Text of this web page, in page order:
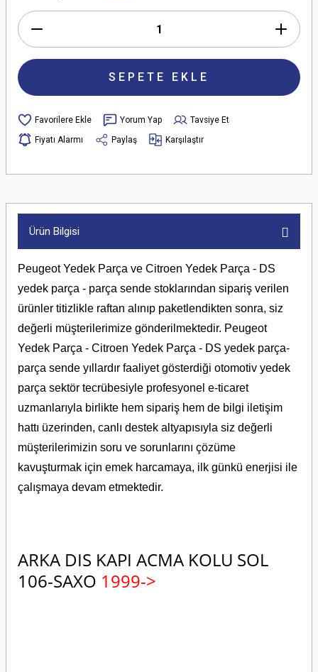
SEPETE EKLE
Yorum Yap
Tavsiye Et
Fiyatı Alarmı
Paylaş Karşılaştır
Ürün Bilgisi
Peugeot Yedek Parça ve Citroen Yedek Parça - DS
yedek parça - parça sende stoklarından sipariş verilen
ürünler titizlikle raftan alınıp paketlendikten sonra, siz
değerli müşterilerimize gönderilmektedir. Peugeot
Yedek Parça - Citroen Yedek Parça - DS yedek parça-
parça sende yıllardır faaliyet gösterdiği otomotiv yedek
parça sektör tecrübesiyle profesyonel e-ticaret
uzmanlarıyla birlikte hem sipariş hem de bilgi iletişim
hattı üzerinden, canlı destek altyapısıyla siz değerli
müşterilerimizin soru ve sorunlarını çözüme
kavuşturmak için emek harcamaya, ilk günkü enerjisi ile
çalışmaya devam etmektedir.
ARKA DIS KAPI ACMA KOLU SOL
106-SAXO 1999->